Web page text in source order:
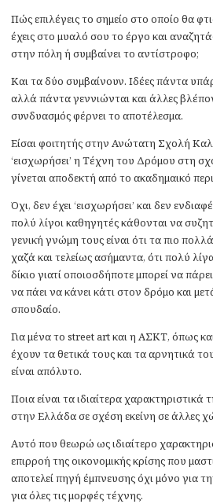
Πώς επιλέγεις το σημείο στο οποίο θα
έχεις στο μυαλό σου το έργο και
στην πόλη ή συμβαίνει το αντίστροφο;
Και τα δύο συμβαίνουν. Ιδέες πάντα
αλλά πάντα γεννιώνται και άλλες
συνδυασμός φέρνει το αποτέλεσμα.
Είσαι φοιτητής στην Ανώτατη Σχολή
‘εισχωρήσει’ η Τέχνη του Δρόμου στη
γίνεται αποδεκτή από το ακαδημαικό
Όχι, δεν έχει ‘εισχωρήσει’ και δεν
πολύ λίγοι καθηγητές κάθονται να
γενική γνώμη τους είναι ότι τα πιο
χαζά και τελείως ασήμαντα, ότι πολύ
δίκιο γιατί οποιοσδήποτε μπορεί να
να πάει να κάνει κάτι στον δρόμο και
σπουδαίο.
Για μένα το street art και η ΑΣΚΤ, όπως
έχουν τα θετικά τους και τα αρνητικά
είναι απόλυτο.
Ποια είναι τα ιδιαίτερα
στην Ελλάδα σε σχέση εκείνη σε άλλες
Αυτό που θεωρώ ως ιδιαίτερο
επιρροή της οικονομικής κρίσης που
αποτελεί πηγή έμπνευσης όχι μόνο για
για όλες τις μορφές τέχνης.